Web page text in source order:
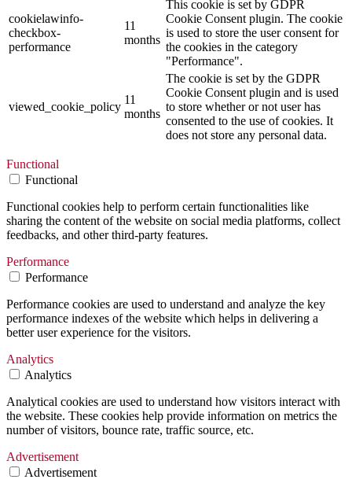
cookielawinfo-
checkbox-
performance
11
months
This cookie is set by GDPR
Cookie Consent plugin. The cookie
is used to store the user consent for
the cookies in the category
"Performance".
viewed_cookie_policy
11
months
The cookie is set by the GDPR
Cookie Consent plugin and is used
to store whether or not user has
consented to the use of cookies. It
does not store any personal data.
Functional
Functional
Functional cookies help to perform certain functionalities like
sharing the content of the website on social media platforms, collect
feedbacks, and other third-party features.
Performance
Performance
Performance cookies are used to understand and analyze the key
performance indexes of the website which helps in delivering a
better user experience for the visitors.
Analytics
Analytics
Analytical cookies are used to understand how visitors interact with
the website. These cookies help provide information on metrics the
number of visitors, bounce rate, traffic source, etc.
Advertisement
Advertisement